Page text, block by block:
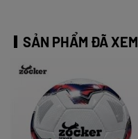
SẢN PHẨM ĐÃ XEM